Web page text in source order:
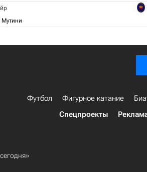
Футбол Фигурное катание
Спецпроекты